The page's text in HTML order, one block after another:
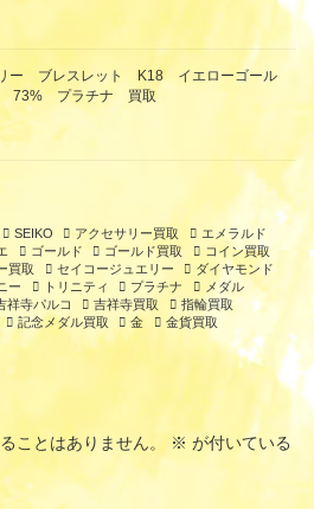
ー ブレスレット K18 イエローゴール
73% プラチナ 買取
SEIKO アクセサリー買取
エメラルド
ゴールド ゴールド買取
コイン買取
買取
セイコージュエリー
ダイヤモンド
ー
トリニティ プラチナ
メダル
祥寺パルコ 吉祥寺買取
指輪買取
記念メダル買取 金 金貨買取
ことはありません。 ※ が付いている